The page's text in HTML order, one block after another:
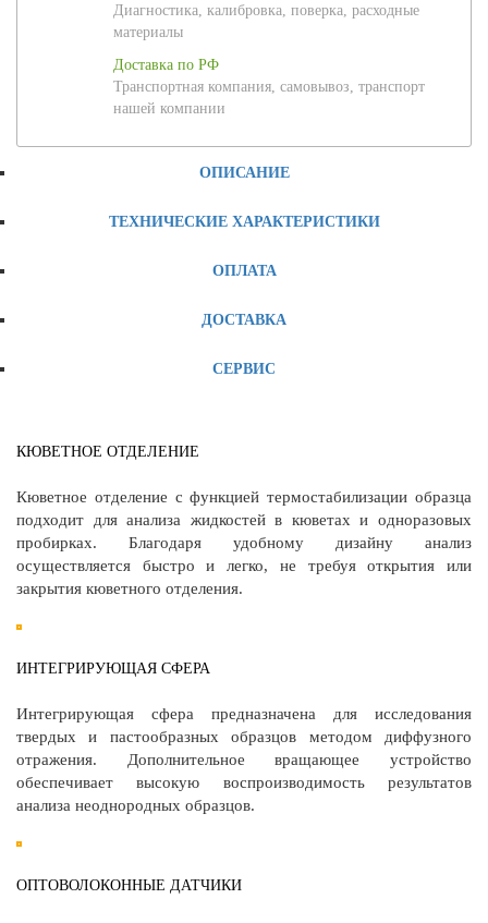
Диагностика, калибровка, поверка, расходные
материалы
Доставка по РФ
Транспортная компания, самовывоз, транспорт
нашей компании
ОПИСАНИЕ
ТЕХНИЧЕСКИЕ ХАРАКТЕРИСТИКИ
ОПЛАТА
ДОСТАВКА
СЕРВИС
КЮВЕТНОЕ ОТДЕЛЕНИЕ
Кюветное отделение с функцией термостабилизации образца
подходит для анализа жидкостей в кюветах и одноразовых
пробирках. Благодаря удобному дизайну анализ
осуществляется быстро и легко, не требуя открытия или
закрытия кюветного отделения.
ИНТЕГРИРУЮЩАЯ СФЕРА
Интегрирующая сфера предназначена для исследования
твердых и пастообразных образцов методом диффузного
отражения. Дополнительное вращающее устройство
обеспечивает высокую воспроизводимость результатов
анализа неоднородных образцов.
ОПТОВОЛОКОННЫЕ ДАТЧИКИ